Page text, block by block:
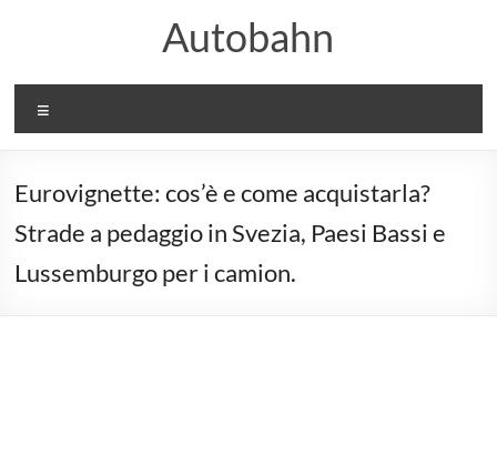
Autobahn
Eurovignette: cos’è e come acquistarla?
Strade a pedaggio in Svezia, Paesi Bassi e
Lussemburgo per i camion.